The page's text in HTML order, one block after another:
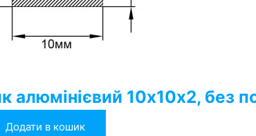
алюмінієвий 10х10х2, без
Додати в кошик